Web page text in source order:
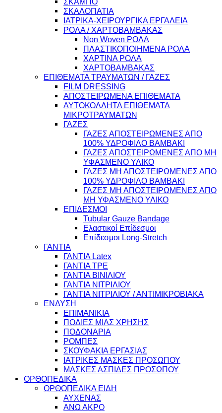
ΣΚΑΛΟΠΑΤΙΑ
ΙΑΤΡΙΚΑ-ΧΕΙΡΟΥΡΓΙΚΑ ΕΡΓΑΛΕΙΑ
ΡΟΛΑ / ΧΑΡΤΟΒΑΜΒΑΚΑΣ
Non Woven ΡΟΛΑ
ΠΛΑΣΤΙΚΟΠΟΙΗΜΕΝΑ ΡΟΛΑ
ΧΑΡΤΙΝΑ ΡΟΛΑ
ΧΑΡΤΟΒΑΜΒΑΚΑΣ
ΕΠΙΘΕΜΑΤΑ ΤΡΑΥΜΑΤΩΝ / ΓΑΖΕΣ
FILM DRESSING
ΑΠΟΣΤΕΙΡΩΜΕΝΑ ΕΠΙΘΕΜΑΤΑ
ΑΥΤΟΚΟΛΛΗΤΑ ΕΠΙΘΕΜΑΤΑ
ΜΙΚΡΟΤΡΑΥΜΑΤΩΝ
ΓΑΖΕΣ
ΓΑΖΕΣ ΑΠΟΣΤΕΙΡΩΜΕΝΕΣ ΑΠΟ
100% ΥΔΡΟΦΙΛΟ ΒΑΜΒΑΚΙ
ΓΑΖΕΣ ΑΠΟΣΤΕΙΡΩΜΕΝΕΣ ΑΠΟ ΜΗ
ΥΦΑΣΜΕΝΟ ΥΛΙΚΟ
ΓΑΖΕΣ ΜΗ ΑΠΟΣΤΕΙΡΩΜΕΝΕΣ ΑΠΟ
100% ΥΔΡΟΦΙΛΟ ΒΑΜΒΑΚΙ
ΓΑΖΕΣ ΜΗ ΑΠΟΣΤΕΙΡΩΜΕΝΕΣ ΑΠΟ
ΜΗ ΥΦΑΣΜΕΝΟ ΥΛΙΚΟ
ΕΠΙΔΕΣΜΟΙ
Tubular Gauze Bandage
Ελαστικοί Επίδεσμοι
Επίδεσμοι Long-Stretch
ΓΑΝΤΙΑ
ΓΑΝΤΙΑ Latex
ΓΑΝΤΙΑ TPE
ΓΑΝΤΙΑ ΒΙΝΙΛΙΟΥ
ΓΑΝΤΙΑ ΝΙΤΡΙΛΙΟΥ
ΓΑΝΤΙΑ ΝΙΤΡΙΛΙΟΥ / ΑΝΤΙΜΙΚΡΟΒΙΑΚΑ
ΕΝΔΥΣΗ
ΕΠΙΜΑΝΙΚΙΑ
ΠΟΔΙΕΣ ΜΙΑΣ ΧΡΗΣΗΣ
ΠΟΔΟΝΑΡΙΑ
ΡΟΜΠΕΣ
ΣΚΟΥΦΑΚΙΑ ΕΡΓΑΣΙΑΣ
ΙΑΤΡΙΚΕΣ ΜΑΣΚΕΣ ΠΡΟΣΩΠΟΥ
ΜΑΣΚΕΣ ΑΣΠΙΔΕΣ ΠΡΟΣΩΠΟΥ
ΟΡΘΟΠΕΔΙΚΑ
ΟΡΘΟΠΕΔΙΚΑ ΕΙΔΗ
ΑΥΧΕΝΑΣ
ΑΝΩ ΑΚΡΟ